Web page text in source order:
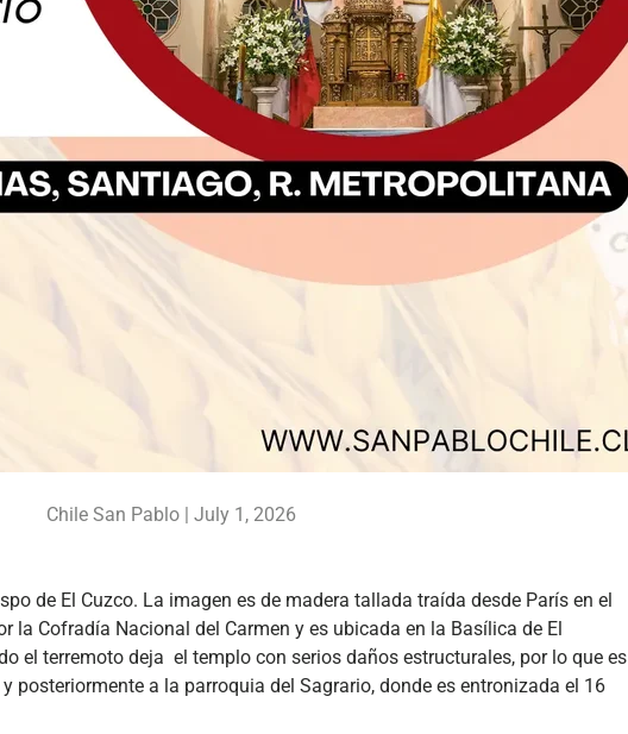
Chile San Pablo | July 1, 2026
de El Cuzco. La imagen es de madera tallada traída desde París en el
la Cofradía Nacional del Carmen y es ubicada en la Basílica de El
el terremoto deja el templo con serios daños estructurales, por lo que es
posteriormente a la parroquia del Sagrario, donde es entronizada el 16